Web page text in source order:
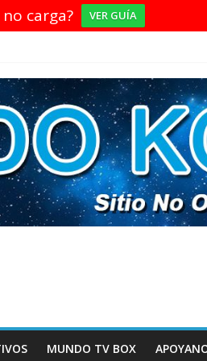
no carga? VER GUÍA
MUNDO TV BOX